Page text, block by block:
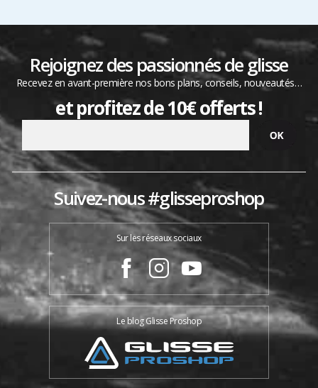
Rejoignez des passionnés de glisse
Recevez en avant-première nos bons plans, conseils, nouveautés…
et profitez de 10€ offerts !
Suivez-nous #glisseproshop
Sur les réseaux sociaux
Le blog Glisse Proshop